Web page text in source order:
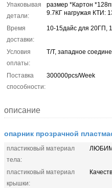
Упаковывая
детали:
размер *Картон
9.7КГ нагружая КТИ:
Время
доставки:
10-15дайс для 20ГП,
Условия
оплаты:
Т/Т, западное
Поставка
способности:
300000pcs/Week
описание
опарник прозрачной
пластиковый материал
тела:
пластиковый материал
крышки: